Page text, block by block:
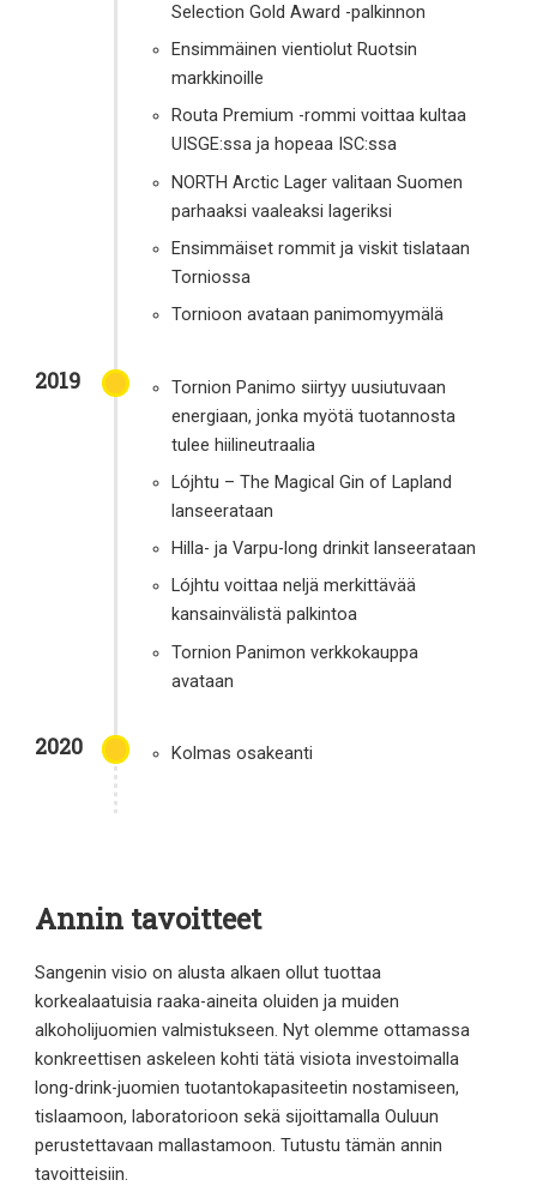
Selection Gold Award -palkinnon
Ensimmäinen vientiolut Ruotsin
markkinoille
Routa Premium -rommi voittaa kultaa
UISGE:ssa ja hopeaa ISC:ssa
NORTH Arctic Lager valitaan Suomen
parhaaksi vaaleaksi lageriksi
Ensimmäiset rommit ja viskit tislataan
Torniossa
Tornioon avataan panimomyymälä
2019
Tornion Panimo siirtyy uusiutuvaan
energiaan, jonka myötä tuotannosta
tulee hiilineutraalia
Lójhtu – The Magical Gin of Lapland
lanseerataan
Hilla- ja Varpu-long drinkit lanseerataan
Lójhtu voittaa neljä merkittävää
kansainvälistä palkintoa
Tornion Panimon verkkokauppa
avataan
2020 Kolmas osakeanti
Annin tavoitteet
Sangenin visio on alusta alkaen ollut tuottaa
korkealaatuisia raaka-aineita oluiden ja muiden
alkoholijuomien valmistukseen. Nyt olemme ottamassa
konkreettisen askeleen kohti tätä visiota investoimalla
long-drink-juomien tuotantokapasiteetin nostamiseen,
tislaamoon, laboratorioon sekä sijoittamalla Ouluun
perustettavaan mallastamoon. Tutustu tämän annin
tavoitteisiin.